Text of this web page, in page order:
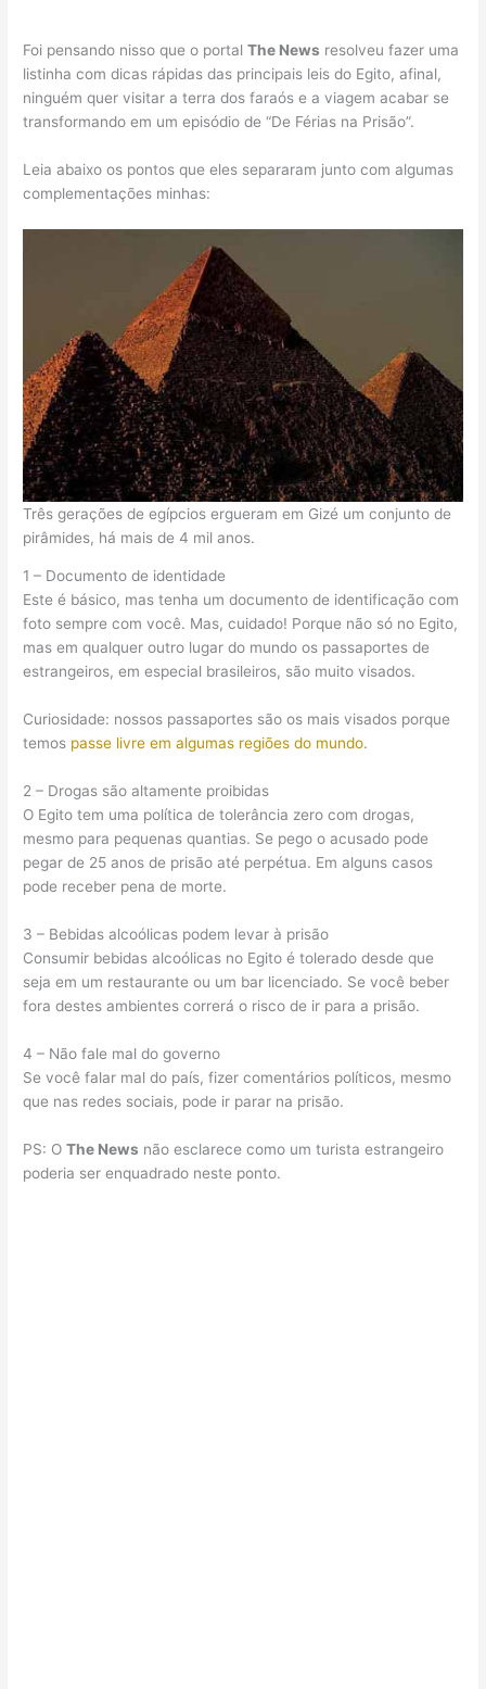
Foi pensando nisso que o portalThe News resolveu fazer uma
listinha com dicas rápidas das principais leis do Egito, afinal,
ninguém quer visitar a terra dos faraós e a viagem acabar se
transformando em um episódio de “De Férias na Prisão”.
Leia abaixo os pontos que eles separaram junto com algumas
complementações minhas:
Três gerações de egípcios ergueram em Gizé um conjunto de
pirâmides, há mais de 4 mil anos.
1 – Documento de identidade
Este é básico, mas tenha um documento de identificação com
foto sempre com você. Mas, cuidado! Porque não só no Egito,
mas em qualquer outro lugar do mundo os passaportes de
estrangeiros, em especial brasileiros, são muito visados.
Curiosidade: nossos passaportes são os mais visados porque
temos passe livre em algumas regiões do mundo.
2 – Drogas são altamente proibidas
O Egito tem uma política de tolerância zero com drogas,
mesmo para pequenas quantias. Se pego o acusado pode
pegar de 25 anos de prisão até perpétua. Em alguns casos
pode receber pena de morte.
3 – Bebidas alcoólicas podem levar à prisão
Consumir bebidas alcoólicas no Egito é tolerado desde que
seja em um restaurante ou um bar licenciado. Se você beber
fora destes ambientes correrá o risco de ir para a prisão.
4 – Não fale mal do governo
Se você falar mal do país, fizer comentários políticos, mesmo
que nas redes sociais, pode ir parar na prisão.
PS: OThe News não esclarece como um turista estrangeiro
poderia ser enquadrado neste ponto.